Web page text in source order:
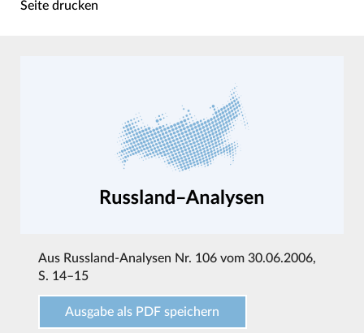
Seite drucken
Aus Russland-Analysen Nr. 106 vom 30.06.2006,
S. 14–15
Ausgabe als PDF speichern